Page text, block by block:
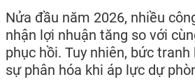
Nửa đầu năm 2026, nhiều
nhận lợi nhuận tăng so với
phục hồi. Tuy nhiên, bức
sự phân hóa khi áp lực dự